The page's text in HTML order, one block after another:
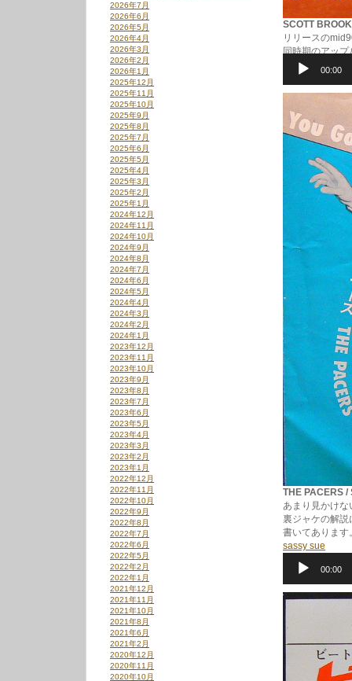
SCOTT
リリースの
同時期のアップ
ップでGood。
wintertime
レ
ー
ヤ
00:00
THE PACERS
あまり見かけな
裏ジャケの解説
書いてあります
sassy sue
レ
ー
ヤ
ー
00:00
2026年7月
2026年6月
2026年5月
2026年4月
2026年3月
2026年2月
2026年1月
2025年12月
2025年11月
2025年10月
2025年9月
2025年8月
2025年7月
2025年6月
2025年5月
2025年4月
2025年3月
2025年2月
2025年1月
2024年12月
2024年11月
2024年10月
2024年9月
2024年8月
2024年7月
2024年6月
2024年5月
2024年4月
2024年3月
2024年2月
2024年1月
2023年12月
2023年11月
2023年10月
2023年9月
2023年8月
2023年7月
2023年6月
2023年5月
2023年4月
2023年3月
2023年2月
2023年1月
2022年12月
2022年11月
2022年10月
2022年9月
2022年8月
2022年7月
2022年6月
2022年5月
2022年2月
2022年1月
2021年12月
2021年11月
2021年10月
2021年8月
2021年6月
2021年2月
2020年12月
2020年11月
2020年10月